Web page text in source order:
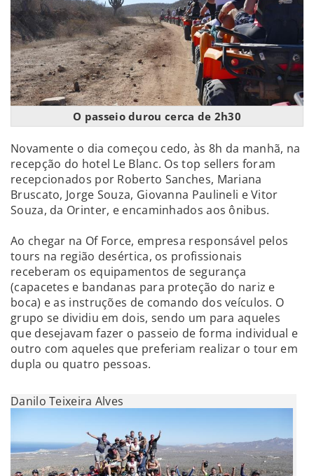
O passeio durou cerca de 2h30
Novamente o dia começou cedo, às 8h da manhã, na
recepção do hotel Le Blanc. Os top sellers foram
recepcionados por Roberto Sanches, Mariana
Bruscato, Jorge Souza, Giovanna Paulineli e Vitor
Souza, da Orinter, e encaminhados aos ônibus.
Ao chegar na Of Force, empresa responsável pelos
tours na região desértica, os profissionais
receberam os equipamentos de segurança
(capacetes e bandanas para proteção do nariz e
boca) e as instruções de comando dos veículos. O
grupo se dividiu em dois, sendo um para aqueles
que desejavam fazer o passeio de forma individual e
outro com aqueles que preferiam realizar o tour em
dupla ou quatro pessoas.
Danilo Teixeira Alves